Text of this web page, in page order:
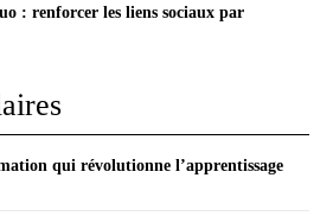
: renforcer les liens sociaux par
qui révolutionne l’apprentissage